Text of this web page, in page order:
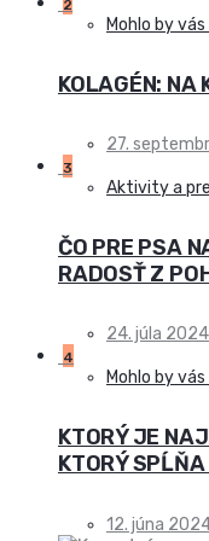
2
Mohlo by
KOLAGÉN: NA
27.
3
Aktivity a
ČO PRE PSA
RADOSŤ Z
24. júla 2024
4
Mohlo by
KTORÝ JE
KTORÝ
12. júna